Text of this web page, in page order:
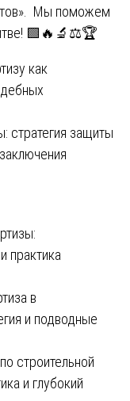
Мы поможем
🟩🔥🔬⚖️🏆
как
стратегия защиты
практика
в
и подводные
строительной
и глубокий